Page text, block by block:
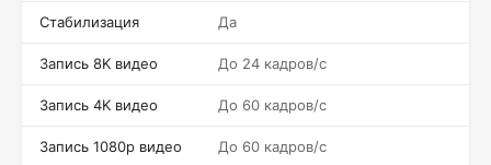
Стабилизация Да
Запись 8K видео До 24 кадров/c
Запись 4K видео До 60 кадров/c
Запись 1080p видео До 60 кадров/c